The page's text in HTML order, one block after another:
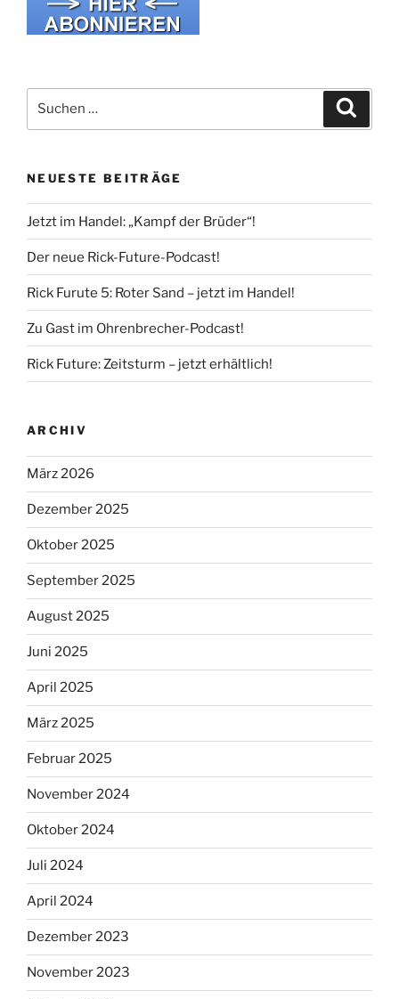
nach:
NEUESTE BEITRÄGE
Jetzt im Handel: „Kampf der Brüder“!
Der neue Rick-Future-Podcast!
Rick Furute 5: Roter Sand – jetzt im Handel!
Zu Gast im Ohrenbrecher-Podcast!
Rick Future: Zeitsturm – jetzt erhältlich!
ARCHIV
März 2026
Dezember 2025
Oktober 2025
September 2025
August 2025
Juni 2025
April 2025
März 2025
Februar 2025
November 2024
Oktober 2024
Juli 2024
April 2024
Dezember 2023
November 2023